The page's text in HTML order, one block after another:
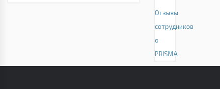
Отзывы
сотрудников
о
PRISMA